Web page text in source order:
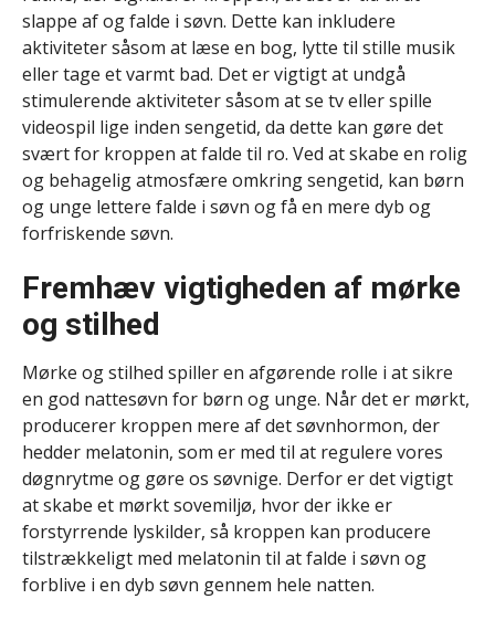
slappe af og falde i søvn. Dette kan inkludere
aktiviteter såsom at læse en bog, lytte til stille musik
eller tage et varmt bad. Det er vigtigt at undgå
stimulerende aktiviteter såsom at se tv eller spille
videospil lige inden sengetid, da dette kan gøre det
svært for kroppen at falde til ro. Ved at skabe en rolig
og behagelig atmosfære omkring sengetid, kan børn
og unge lettere falde i søvn og få en mere dyb og
forfriskende søvn.
Fremhæv vigtigheden af mørke
og stilhed
Mørke og stilhed spiller en afgørende rolle i at sikre
en god nattesøvn for børn og unge. Når det er mørkt,
producerer kroppen mere af det søvnhormon, der
hedder melatonin, som er med til at regulere vores
døgnrytme og gøre os søvnige. Derfor er det vigtigt
at skabe et mørkt sovemiljø, hvor der ikke er
forstyrrende lyskilder, så kroppen kan producere
tilstrækkeligt med melatonin til at falde i søvn og
forblive i en dyb søvn gennem hele natten.